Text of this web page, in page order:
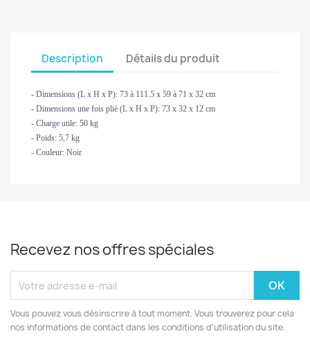
Description Détails du produit
- Dimensions (L x H x P): 73 à 111.5 x 59 à 71 x 32 cm
- Dimensions une fois plié (L x H x P): 73 x 32 x 12 cm
- Charge utile: 50 kg
- Poids: 5,7 kg
- Couleur: Noir
Recevez nos offres spéciales
Vous pouvez vous désinscrire à tout moment. Vous trouverez pour cela
nos informations de contact dans les conditions d'utilisation du site.